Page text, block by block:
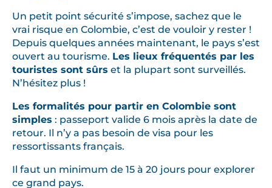
Un petit point sécurité s’impose, sachez que le
vrai risque en Colombie, c’est de vouloir y rester !
Depuis quelques années maintenant, le pays s’est
ouvert au tourisme. Les lieux fréquentés par les
touristes sont sûrs et la plupart sont surveillés.
N’hésitez plus !
Les formalités pour partir en Colombie sont
simples : passeport valide 6 mois après la date de
retour. Il n’y a pas besoin de visa pour les
ressortissants français.
Il faut un minimum de 15 à 20 jours pour explorer
ce grand pays.